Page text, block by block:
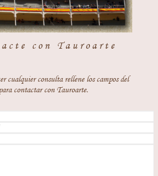
con Tauroarte
cualquier consulta rellene los campos del
contactar con Tauroarte.